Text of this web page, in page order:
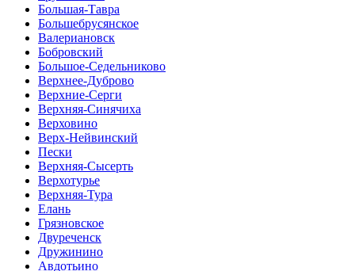
Большая-Тавра
Большебрусянское
Валериановск
Бобровский
Большое-Седельниково
Верхнее-Дуброво
Верхние-Серги
Верхняя-Синячиха
Верховино
Верх-Нейвинский
Пески
Верхняя-Сысерть
Верхотурье
Верхняя-Тура
Елань
Грязновское
Двуреченск
Дружинино
Авдотьино